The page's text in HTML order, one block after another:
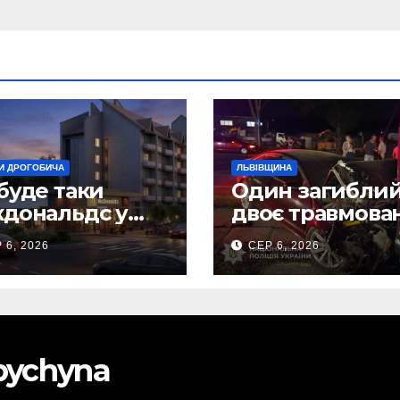
ДРОГОБИЧА
таки
у
(Фото)
6, 2026
ЛЬВІВЩИНА
Один
двоє
внаслідок ДТП
Самбірщині
СЕР 6, 2026